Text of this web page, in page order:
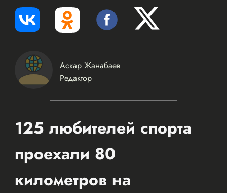
Аскар Жанабаев
Редактор
125 любителей спорта
проехали 80
километров на